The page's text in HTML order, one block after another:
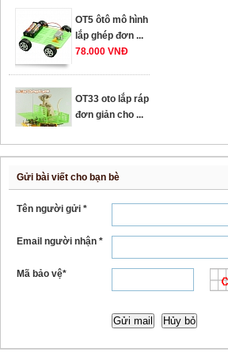
OT5 ôtô mô hình
lắp ghép đơn ...
78.000 VNĐ
OT33 oto lắp ráp
đơn giản cho ...
OT35 robot lắp
ráp nhấc chân di
259.000 VNĐ
đơn giản có ...
OT5 ôtô mô hình
Gửi bài viết cho bạn bè
Tên người gửi *
Email người nhận *
Mã bảo vệ*